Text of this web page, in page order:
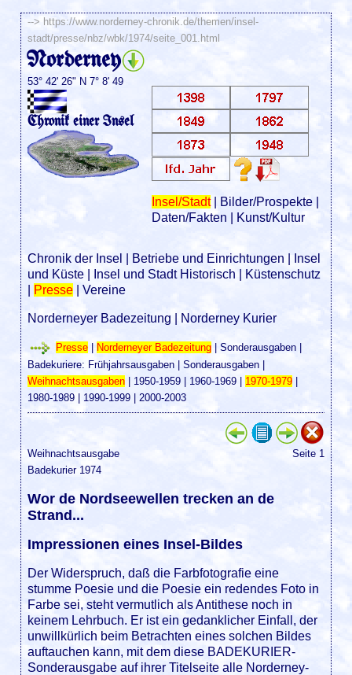
--> https://www.norderney-chronik.de/themen/insel-
stadt/presse/nbz/wbk/1974/seite_001.html
Norderney
53° 42' 26" N 7° 8' 49
Chronik einer Insel
Insel/Stadt| Bilder/Prospekte|
Daten/Fakten
Kunst/Kultur
Chronik der Insel Betriebe und Einrichtungen
Insel
und Küste
Insel und Stadt Historisch
Küstenschutz
Presse |Vereine
Norderneyer Badezeitung Norderney Kurier
Presse Norderneyer Badezeitung |Sonderausgaben
Badekuriere: Frühjahrsausgaben |Sonderausgaben |
Weihnachtsausgaben | 1950-1959 | 1960-1969 | 1970-1979 |
1980-1989 | 1990-1999 | 2000-2003
Weihnachtsausgabe
Badekurier 1974
Seite 1
Wor de Nordseewellen trecken an de
Strand...
Impressionen eines Insel-Bildes
Der Widerspruch, daß die Farbfotografie eine
stumme Poesie und die Poesie ein redendes Foto in
Farbe sei, steht vermutlich als Antithese noch in
keinem Lehrbuch. Er ist ein gedanklicher Einfall, der
unwillkürlich beim Betrachten eines solchen Bildes
auftauchen kann, mit dem diese BADEKURIER-
Sonderausgabe auf ihrer Titelseite alle Norderney-